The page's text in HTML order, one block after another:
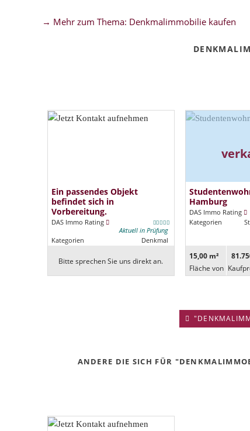
→ Mehr zum Thema: Denkmalimmobilie kaufen
Ein passendes Objekt
befindet sich in
Vorbereitung.
DAS Immo Rating
Aktuell in Prüfung
Kategorien
Denkmal
Bitte sprechen Sie uns direkt an.
Hamburg
DAS Immo Rating
Kategorien
15,00 m²
Fläche von
ANDERE DIE SICH FÜR